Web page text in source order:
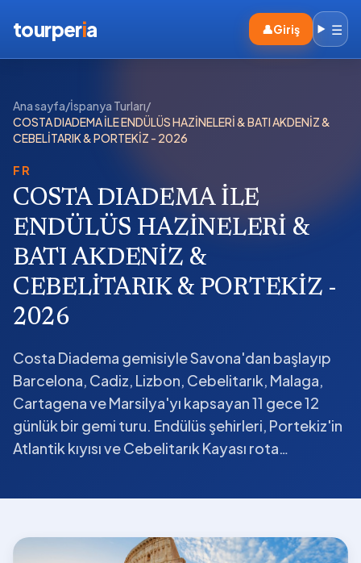
tourperia 👤Giriş ☰
Ana sayfa/İspanya Turları/
COSTA DIADEMA İLE ENDÜLÜS HAZİNELERİ & BATI AKDENİZ &
CEBELİTARIK & PORTEKİZ - 2026
FR
COSTA DIADEMA İLE
ENDÜLÜS HAZİNELERİ &
BATI AKDENİZ &
CEBELİTARIK & PORTEKİZ -
2026
Costa Diadema gemisiyle Savona'dan başlayıp
Barcelona, Cadiz, Lizbon, Cebelitarık, Malaga,
Cartagena ve Marsilya'yı kapsayan 11 gece 12
günlük bir gemi turu. Endülüs şehirleri, Portekiz'in
Atlantik kıyısı ve Cebelitarık Kayası rota…